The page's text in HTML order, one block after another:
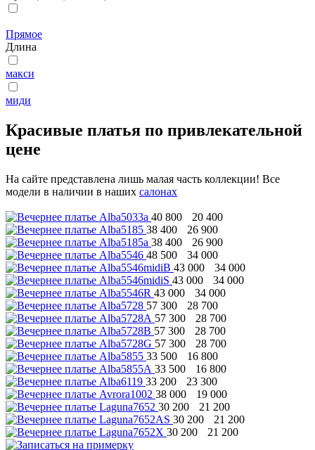
Прямое
Длина
макси
миди
Красивые платья по привлекательной
цене
На сайте представлена лишь малая часть коллекции! Все
модели в наличии в наших салонах
40 800
20 400
38 400
26 900
38 400
26 900
48 500
34 000
43 000
34 000
43 000
34 000
43 000
34 000
57 300
28 700
57 300
28 700
57 300
28 700
57 300
28 700
33 500
16 800
33 500
16 800
33 200
23 300
38 000
19 000
30 200
21 200
30 200
21 200
30 200
21 200